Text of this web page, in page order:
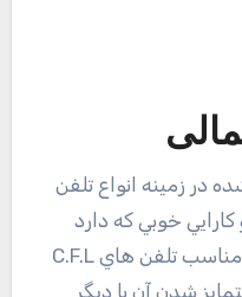
در زمينه انواع تلفن
خوبي که دارد
مورد توجه قرار مي گيرد.قيمت مناسب تلفن هاي C.F.L
شدن آن با ديگر